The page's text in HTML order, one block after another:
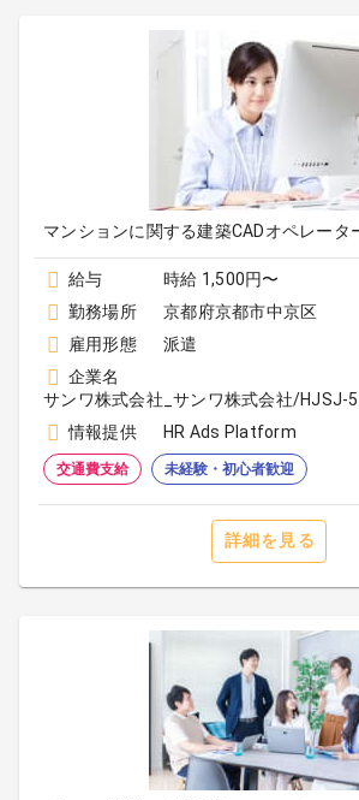
マンションに関する建築CADオペレータ
給与
時給 1,500円〜
勤務場所
京都府京都市中京区
雇用形態
派遣
企業名
サンワ株式会社_サンワ株式会社/HJSJ-
情報提供
HR Ads Platform
交通費支給 未経験・初心者歓迎
詳細を見る